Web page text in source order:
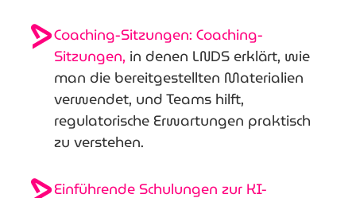
Coaching-Sitzungen: Coaching-
Sitzungen, in denen LNDS erklärt, wie
man die bereitgestellten Materialien
verwendet, und Teams hilft,
regulatorische Erwartungen praktisch
zu verstehen.
Einführende Schulungen zur KI-